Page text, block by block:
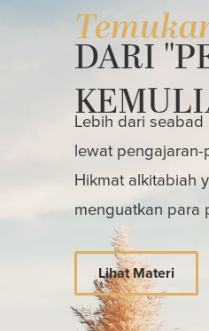
DARI
Lebih dari
lewat
Hikmat alkitabiah
menguatkan para
Lihat Materi